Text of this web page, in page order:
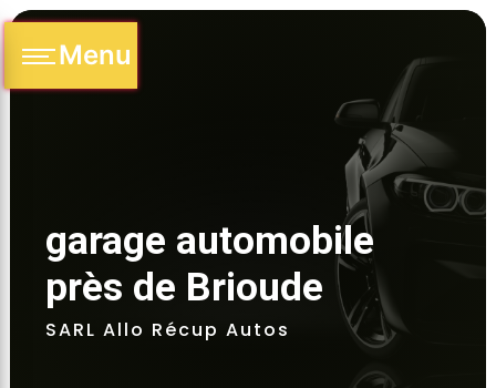
Menu
garage automobile
près de Brioude
SARL Allo Récup Autos
Panneau de gestion des cookies